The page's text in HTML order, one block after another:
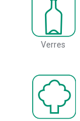
Verres